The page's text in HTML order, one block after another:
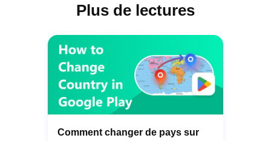
Plus de lectures
Comment changer de pays sur